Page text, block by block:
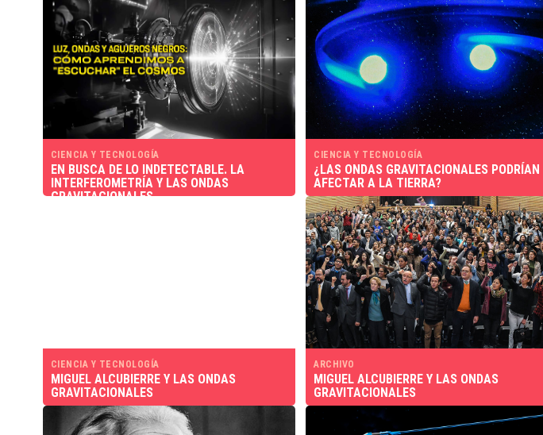
CIENCIA Y TECNOLOGÍA
EN BUSCA DE LO INDETECTABLE. LA
INTERFEROMETRÍA Y LAS ONDAS
GRAVITACIONALES
CIENCIA Y TECNOLOGÍA
¿LAS ONDAS GRAVITACIONALES PODRÍAN
AFECTAR A LA TIERRA?
CIENCIA Y TECNOLOGÍA
MIGUEL ALCUBIERRE Y LAS ONDAS
GRAVITACIONALES
ARCHIVO
MIGUEL ALCUBIERRE Y LAS ONDAS
GRAVITACIONALES